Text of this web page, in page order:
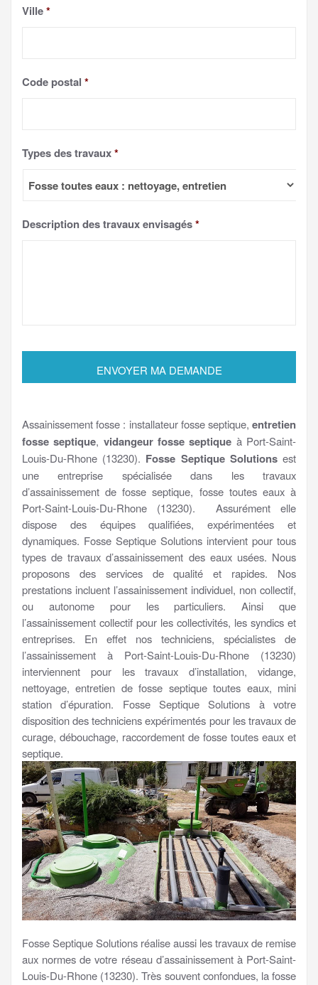
Ville*
Code postal *
Types des travaux*
Description des travaux envisagés*
Assainissement fosse : installateur fosse septique, entretien
fosse septique, vidangeur fosse septique à Port-Saint-
Louis-Du-Rhone (13230). Fosse Septique Solutionsest
une entreprise spécialisée dans les travaux
d’assainissement de fosse septique, fosse toutes eaux à
Port-Saint-Louis-Du-Rhone (13230). Assurément elle
dispose des équipes qualifiées, expérimentées et
dynamiques. Fosse Septique Solutions intervient pour tous
types de travaux d’assainissement des eaux usées. Nous
proposons des services de qualité et rapides. Nos
prestations incluent l’assainissement individuel, non collectif,
ou autonome pour les particuliers. Ainsi que
l’assainissement collectif pour les collectivités, les syndics et
entreprises. En effet nos techniciens, spécialistes de
l’assainissement à Port-Saint-Louis-Du-Rhone (13230)
interviennent pour les travaux d’installation, vidange,
nettoyage, entretien de fosse septique toutes eaux, mini
station d’épuration. Fosse Septique Solutions à votre
disposition des techniciens expérimentés pour les travaux de
curage, débouchage, raccordement de fosse toutes eaux et
septique.
Fosse Septique Solutions réalise aussi les travaux de remise
aux normes de votre réseau d’assainissement à Port-Saint-
Louis-Du-Rhone (13230). Très souvent confondues, la fosse